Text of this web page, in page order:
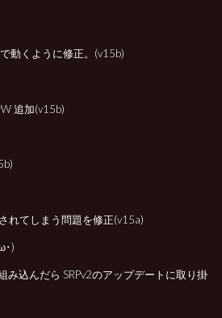
動くように修正。(v15b)
追加(v15b)
れてしまう問題を修正(v15a)
･)
み込んだら SRPv2のアップデートに取り掛